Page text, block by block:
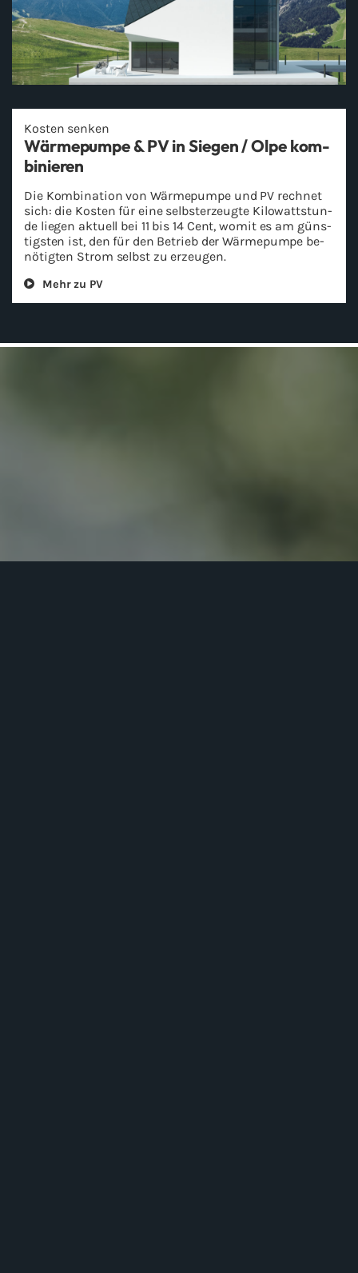
Kos­ten sen­ken
Wär­me­pum­pe & PV in Sie­gen / Olpe kom­
bi­nie­ren
Die Kom­bi­na­ti­on von Wär­me­pum­pe und PV rech­net
sich: die Kos­ten für eine selbst­er­zeug­te Ki­lo­watt­stun­
de lie­gen ak­tu­ell bei 11 bis 14 Cent, womit es am güns­
tigs­ten ist, den für den Be­trieb der Wär­me­pum­pe be­
nö­tig­ten Strom selbst zu er­zeu­gen.
Mehr zu PV